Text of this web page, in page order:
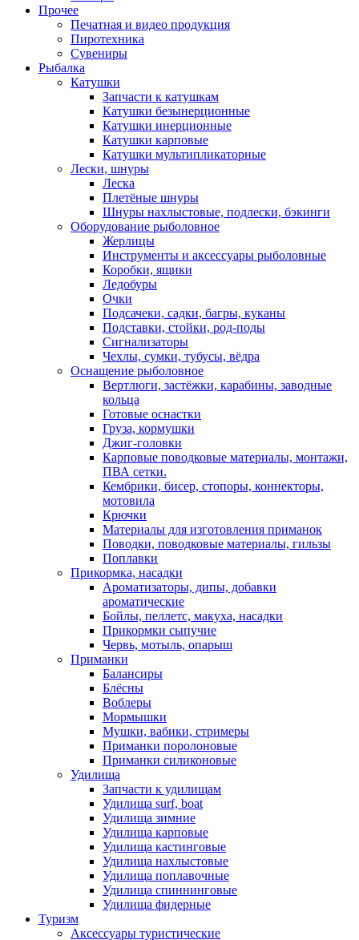
Прочее
Печатная и видео продукция
Пиротехника
Сувениры
Рыбалка
Катушки
Запчасти к катушкам
Катушки безынерционные
Катушки инерционные
Катушки карповые
Катушки мультипликаторные
Лески, шнуры
Леска
Плетёные шнуры
Шнуры нахлыстовые, подлески, бэкинги
Оборудование рыболовное
Жерлицы
Инструменты и аксессуары рыболовные
Коробки, ящики
Ледобуры
Очки
Подсачеки, садки, багры, куканы
Подставки, стойки, род-поды
Сигнализаторы
Чехлы, сумки, тубусы, вёдра
Оснащение рыболовное
Вертлюги, застёжки, карабины, заводные
кольца
Готовые оснастки
Груза, кормушки
Джиг-головки
Карповые поводковые материалы, монтажи,
ПВА сетки.
Кембрики, бисер, стопоры, коннекторы,
мотовила
Крючки
Материалы для изготовления приманок
Поводки, поводковые материалы, гильзы
Поплавки
Прикормка, насадки
Ароматизаторы, дипы, добавки
ароматические
Бойлы, пеллетс, макуха, насадки
Прикормки сыпучие
Червь, мотыль, опарыш
Приманки
Балансиры
Блёсны
Воблеры
Мормышки
Мушки, вабики, стримеры
Приманки поролоновые
Приманки силиконовые
Удилища
Запчасти к удилищам
Удилища surf, boat
Удилища зимние
Удилища карповые
Удилища кастинговые
Удилища нахлыстовые
Удилища поплавочные
Удилища спиннинговые
Удилища фидерные
Туризм
Аксессуары туристические